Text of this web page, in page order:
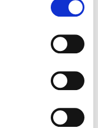
2 tunnin kuluttua!